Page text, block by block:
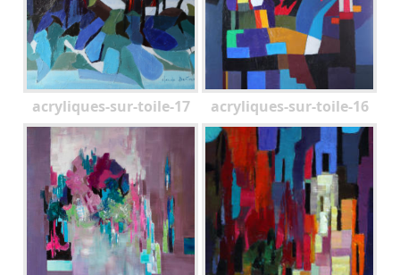
acryliques-sur-toile-17 acryliques-sur-toile-16